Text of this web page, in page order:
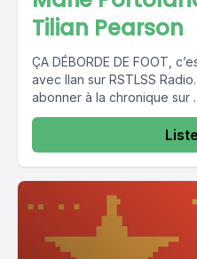
Tilian Pearson
ÇA DÉBORDE DE FOOT,
avec Ilan sur RSTLSS
abonner à la chronique sur